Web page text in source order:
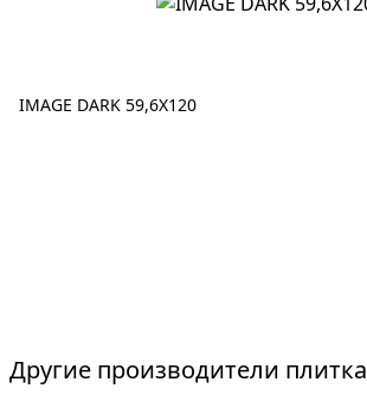
IMAGE DARK 59,6X120
Другие производители плитка